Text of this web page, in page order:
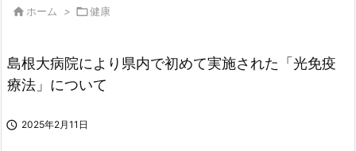
 ホーム > 健康
島根大病院により県内で初めて実施された「光免疫
療法」について
 2025年2月11日